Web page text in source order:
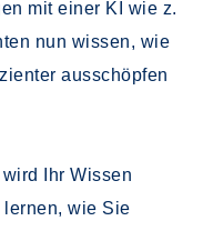
mit einer KI wie z.
nun wissen, wie
ausschöpfen
Ihr Wissen
wie Sie